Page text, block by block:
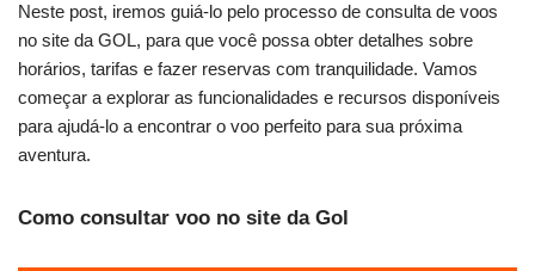
Neste post, iremos guiá-lo pelo processo de consulta de voos
no site da GOL, para que você possa obter detalhes sobre
horários, tarifas e fazer reservas com tranquilidade. Vamos
começar a explorar as funcionalidades e recursos disponíveis
para ajudá-lo a encontrar o voo perfeito para sua próxima
aventura.
Como consultar voo no site da Gol